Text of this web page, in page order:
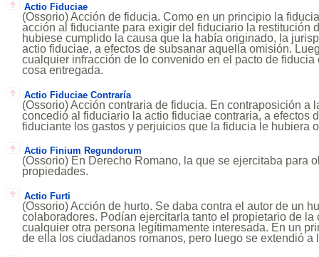
Actio Fiduciae
(Ossorio) Acción de fiducia. Como en un principio la
acción al fiduciante para exigir del fiduciario la restitución
hubiese cumplido la causa que la había originado, la
actio fiduciae, a efectos de subsanar aquella omisión.
cualquier infracción de lo convenido en el pacto de
cosa entregada.
Actio Fiduciae Contraría
(Ossorio) Acción contraria de fiducia. En contraposición a
concedió al fiduciario la actio fiduciae contraria, a efectos
fiduciante los gastos y perjuicios que la fiducia le hubiera
Actio Finium Regundorum
(Ossorio) En Derecho Romano, la que se ejercitaba para
propiedades.
Actio Furti
(Ossorio) Acción de hurto. Se daba contra el autor de un
colaboradores. Podían ejercitarla tanto el propietario de la
cualquier otra persona legítimamente interesada. En un
de ella los ciudadanos romanos, pero luego se extendió a